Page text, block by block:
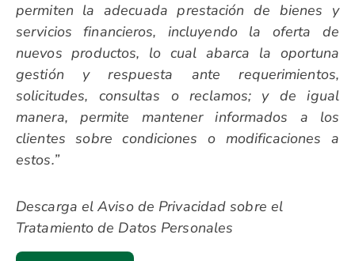
permiten la adecuada prestación de bienes y
servicios financieros, incluyendo la oferta de
nuevos productos, lo cual abarca la oportuna
gestión y respuesta ante requerimientos,
solicitudes, consultas o reclamos; y de igual
manera, permite mantener informados a los
clientes sobre condiciones o modificaciones a
estos.”
Descarga el Aviso de Privacidad sobre el
Tratamiento de Datos Personales